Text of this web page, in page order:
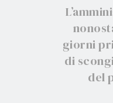
giorni
di
del